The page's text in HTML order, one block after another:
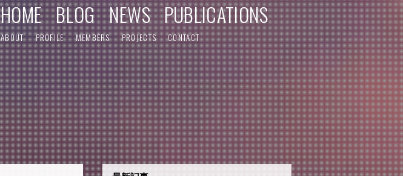
HOME BLOG NEWS PUBLICATIONS
ABOUT PROFILE MEMBERS PROJECTS CONTACT